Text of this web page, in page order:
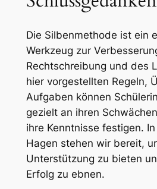
Die Silbenmethode ist ein
Werkzeug zur
Rechtschreibung und des
hier vorgestellten Regeln,
Aufgaben können
gezielt an ihren
ihre Kenntnisse festigen.
Hagen stehen wir bereit,
Unterstützung zu bieten
Erfolg zu ebnen.